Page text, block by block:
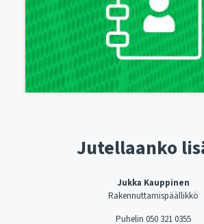
Jutellaanko
Jukka Kauppinen
Rakennuttamispäällikkö
Puhelin 050 321 0355